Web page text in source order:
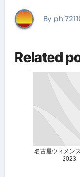
By
Related
名古屋ウィメン
2023